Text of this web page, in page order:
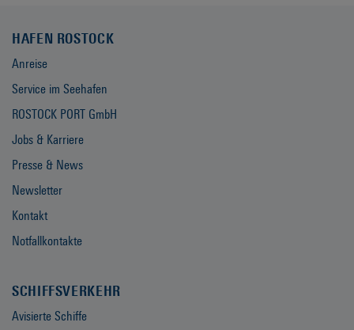
HAFEN ROSTOCK
Anreise
Service im Seehafen
ROSTOCK PORT GmbH
Jobs & Karriere
Presse & News
Newsletter
Kontakt
Notfallkontakte
SCHIFFSVERKEHR
Avisierte Schiffe